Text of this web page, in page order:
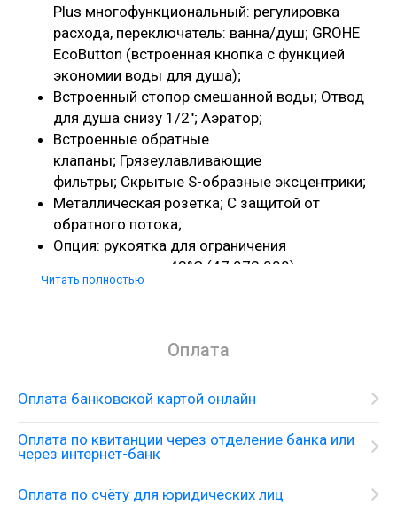
Plus многофункциональный: регулировка
расхода, переключатель: ванна/душ; GROHE
EcoButton (встроенная кнопка с функцией
экономии воды для душа);
Встроенный стопор смешанной воды; Отвод
для душа снизу 1/2"; Аэратор;
Встроенные обратные
клапаны; Грязеулавливающие
фильтры; Скрытые S-образные эксцентрики;
Металлическая розетка; С защитой от
обратного потока;
Опция: рукоятка для ограничения
температруы до 43°C (47 973 000);
GROHE CoolTouch® безопасный
термоэлемент; GROHE MetalGrip эргономичная
безопасности при 38°C; GROHE
при уменьшенном расходе воды;
Рекомендованное минимальное давление 1.0
Читать полностью
Оплата
Оплата банковской картой онлайн
Оплата по квитанции через отделение банка или
через интернет-банк
Оплата по счёту для юридических лиц